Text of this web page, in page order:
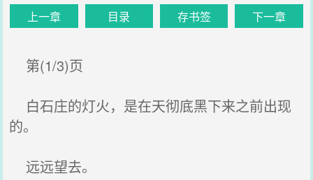
上一章 目录 存书签 下一章
第(1/3)页
白石庄的灯火，是在天彻底黑下来之前出现
的。
远远望去。